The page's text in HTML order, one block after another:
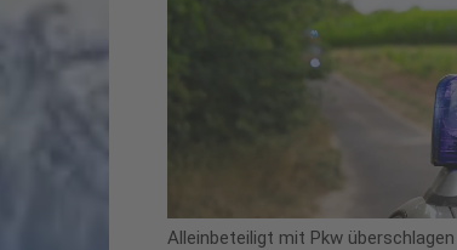
Alleinbeteiligt mit Pkw überschlagen